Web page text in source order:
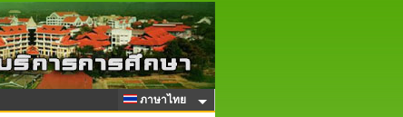
ภาษาไทย